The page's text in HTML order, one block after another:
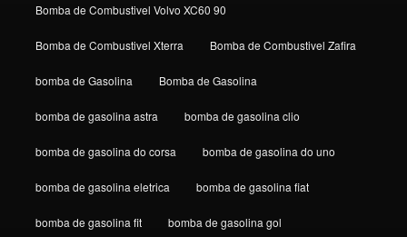
Bomba de Combustivel Volvo XC60 90
Bomba de Combustivel Xterra Bomba de Combustivel Zafira
bomba de Gasolina Bomba de Gasolina
bomba de gasolina astra bomba de gasolina clio
bomba de gasolina do corsa bomba de gasolina do uno
bomba de gasolina eletrica bomba de gasolina fiat
bomba de gasolina fit bomba de gasolina gol